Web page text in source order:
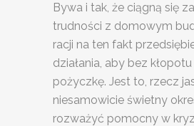
Bywa i tak, że ciągną się
trudności z domowym
racji na ten fakt
działania, aby bez kłopotu
pożyczkę. Jest to, rzecz
niesamowicie świetny
rozważyć pomocny w